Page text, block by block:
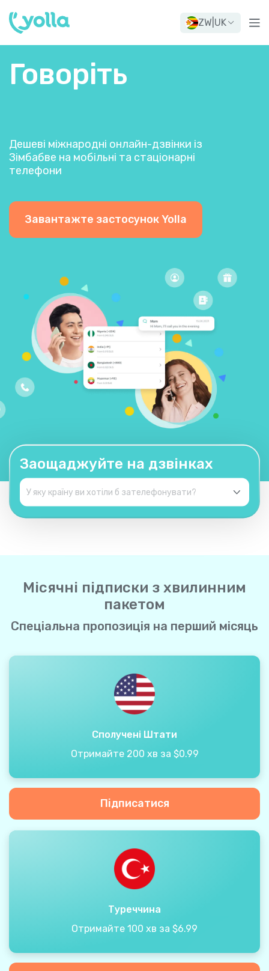
ZW UK
Говоріть
Дешеві міжнародні онлайн-дзвінки із
Зімбабве на мобільні та стаціонарні
телефони
Завантажте застосунок Yolla
Заощаджуйте на дзвінках
Місячні підписки з хвилинним
пакетом
Спеціальна пропозиція на перший місяць
Сполучені Штати
Отримайте 200 хв за $0.99
Підписатися
Туреччина
Отримайте 100 хв за $6.99